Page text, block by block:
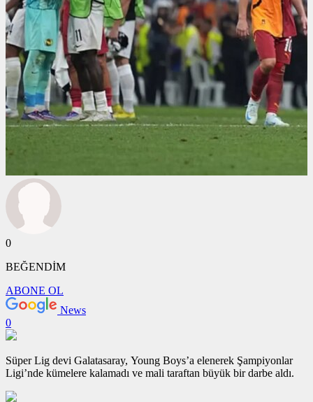
0
BEĞENDİM
ABONE OL
News
0
Süper Lig devi Galatasaray, Young Boys’a elenerek Şampiyonlar
Ligi’nde kümelere kalamadı ve mali taraftan büyük bir darbe aldı.